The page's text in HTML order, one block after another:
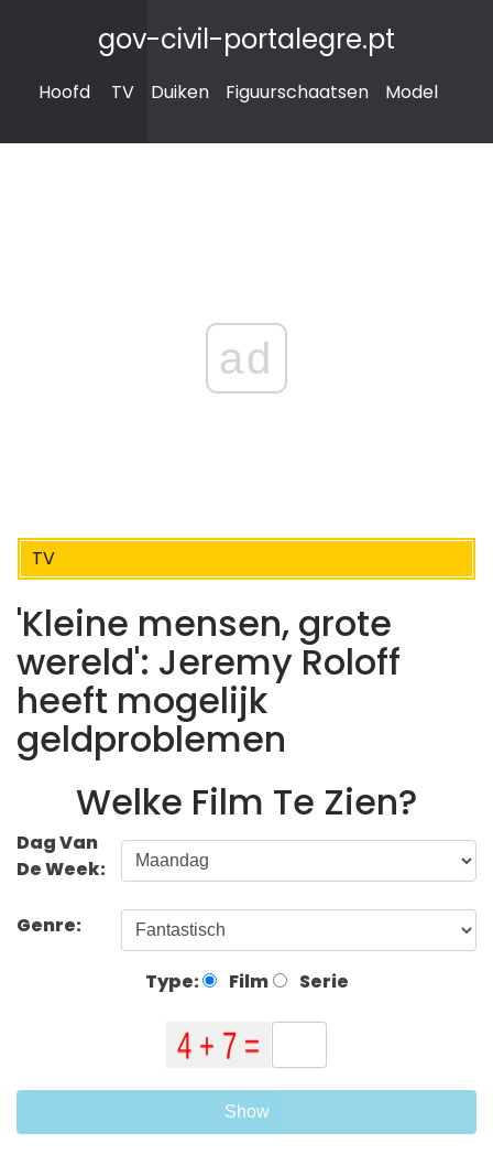
gov-civil-portalegre.pt
Hoofd TV Duiken Figuurschaatsen Model
ad
TV
'Kleine mensen, grote
wereld': Jeremy Roloff
heeft mogelijk
geldproblemen
Welke Film Te Zien?
Dag Van
De Week:
Genre:
Type: Film Serie
Show